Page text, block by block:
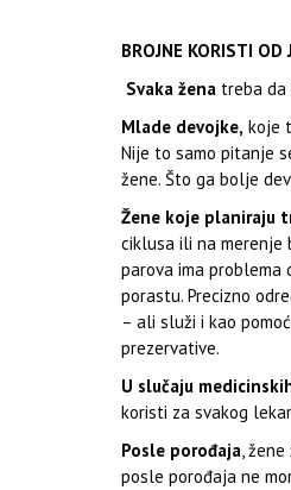
BROJNE KORISTI OD
Svaka žena treba da
Mlade devojke, koje
Nije to samo pitanje
žene. Što ga bolje
Žene koje planiraju
ciklusa ili na merenje
parova ima problema
porastu. Precizno
– ali služi i kao
prezervative.
U slučaju
koristi za svakog
Posle porođaja,
posle porođaja ne